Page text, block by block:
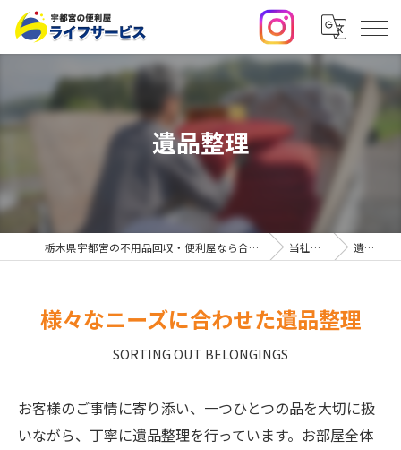
遺品整理
栃木県宇都宮の不用品回収・便利屋なら合同会社ライフサービス 当社の特徴 遺品整理
様々なニーズに合わせた遺品整理
SORTING OUT BELONGINGS
お客様のご事情に寄り添い、一つひとつの品を大切に扱
いながら、丁寧に遺品整理を行っています。お部屋全体